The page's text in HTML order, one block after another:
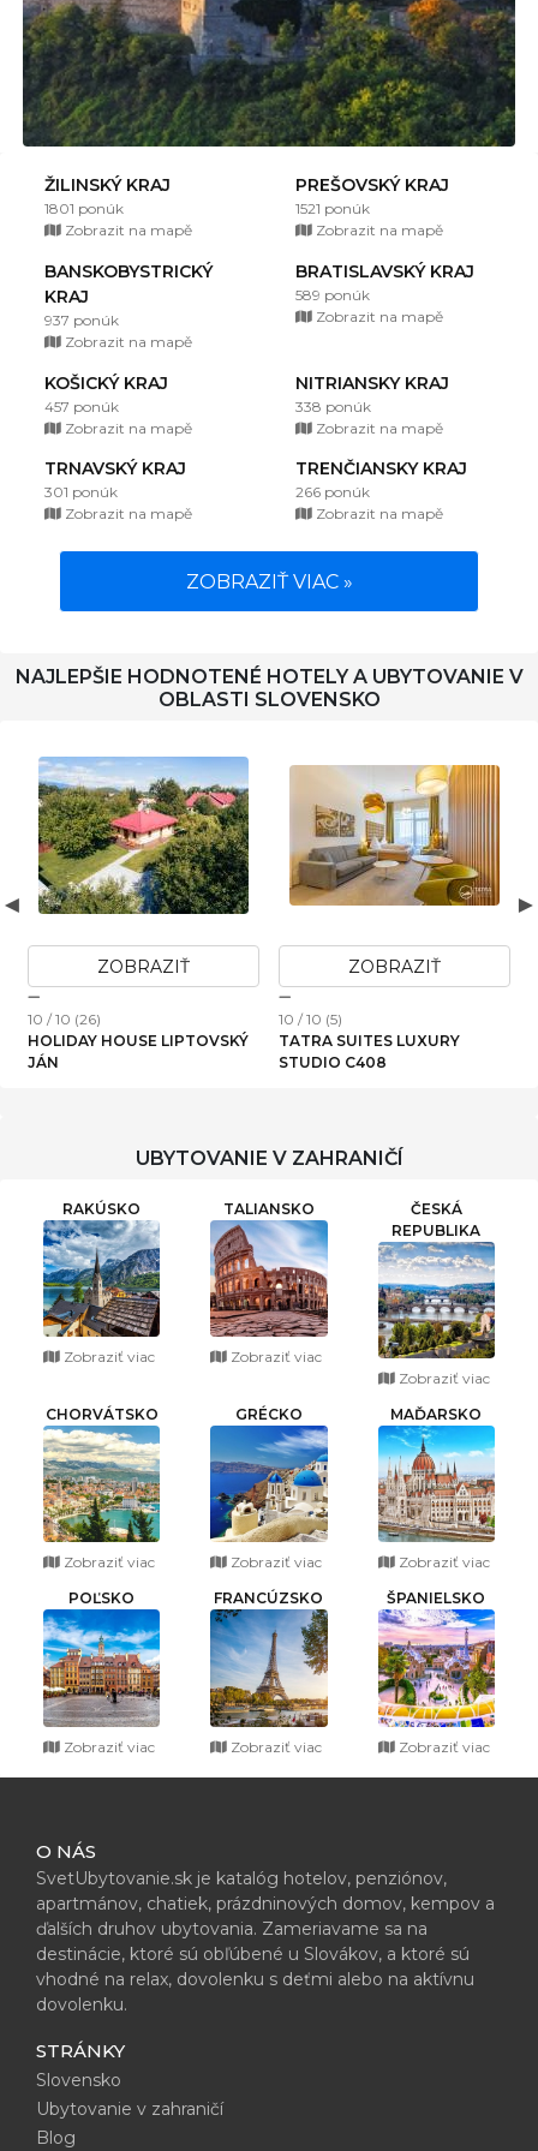
ŽILINSKÝ KRAJ
1801 ponúk
Zobrazit na mapě
PREŠOVSKÝ KRAJ
1521 ponúk
Zobrazit na mapě
BANSKOBYSTRICKÝ
KRAJ
937 ponúk
Zobrazit na mapě
BRATISLAVSKÝ KRAJ
589 ponúk
Zobrazit na mapě
KOŠICKÝ KRAJ
457 ponúk
Zobrazit na mapě
NITRIANSKY KRAJ
338 ponúk
Zobrazit na mapě
TRNAVSKÝ KRAJ
301 ponúk
Zobrazit na mapě
TRENČIANSKY KRAJ
266 ponúk
Zobrazit na mapě
ZOBRAZIŤ VIAC »
NAJLEPŠIE HODNOTENÉ HOTELY A UBYTOVANIE V
OBLASTI SLOVENSKO
ZOBRAZIŤ
10 / 10 (26)
HOLIDAY HOUSE LIPTOVSKÝ
JÁN
ZOBRAZIŤ
10 / 10 (5)
TATRA SUITES LUXURY
STUDIO C408
UBYTOVANIE V ZAHRANIČÍ
RAKÚSKO
Zobraziť viac
TALIANSKO
Zobraziť viac
ČESKÁ
REPUBLIKA
Zobraziť viac
CHORVÁTSKO
Zobraziť viac
GRÉCKO
Zobraziť viac
MAĎARSKO
Zobraziť viac
POĽSKO
Zobraziť viac
FRANCÚZSKO
Zobraziť viac
ŠPANIELSKO
Zobraziť viac
O NÁS
SvetUbytovanie.sk je katalóg hotelov, penziónov,
apartmánov, chatiek, prázdninových domov, kempov a
ďalších druhov ubytovania. Zameriavame sa na
destinácie, ktoré sú obľúbené u Slovákov, a ktoré sú
vhodné na relax, dovolenku s deťmi alebo na aktívnu
dovolenku.
STRÁNKY
Slovensko
Ubytovanie v zahraničí
Blog